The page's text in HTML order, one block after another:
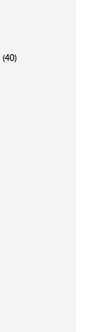
(40)